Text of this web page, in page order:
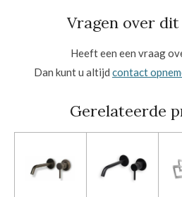
Vragen over
Heeft een een vraag
Dan kunt u altijd contact
Gerelateerde